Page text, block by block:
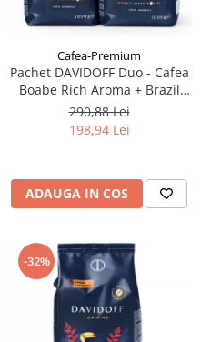
Cafea-Premium
Pachet DAVIDOFF Duo - Cafea
Boabe Rich Aroma + Brazil
2x1Kg
290,88 Lei
198,94 Lei
ADAUGA IN COS
-32%